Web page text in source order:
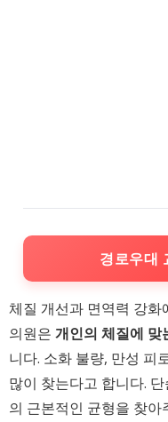
경로우대
체질 개선과 면역력 강
의원은 개인의 체질에 맞
니다. 소화 불량, 만성 피
많이 찾는다고 합니다.
의 근본적인 균형을 찾